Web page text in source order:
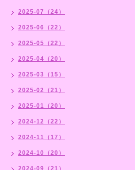
2025-07（24）
2025-06（22）
2025-05（22）
2025-04（20）
2025-03（15）
2025-02（21）
2025-01（20）
2024-12（22）
2024-11（17）
2024-10（20）
2024-09（21）